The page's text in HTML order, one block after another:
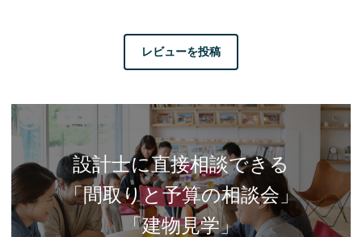
レビューを投稿
設計士に直接相談できる
「間取りと予算の相談会」
「建物見学」